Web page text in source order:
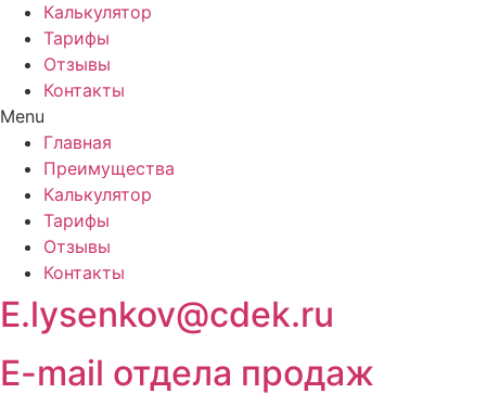
Калькулятор
Тарифы
Отзывы
Контакты
Menu
Главная
Преимущества
Калькулятор
Тарифы
Отзывы
Контакты
E.lysenkov@cdek.ru
E-mail отдела продаж